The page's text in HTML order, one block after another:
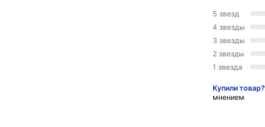
5 звезд
4 звезды
3 звезды
2 звезды
1 звезда
Купили товар?
мнением